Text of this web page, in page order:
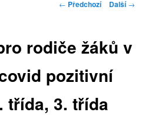
Navigace
← Předchozí Další→
rodiče žáků v
pozitivní
třída, 3. třída